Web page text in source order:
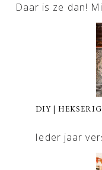
Daar is ze dan!
DIY |
Ieder jaar